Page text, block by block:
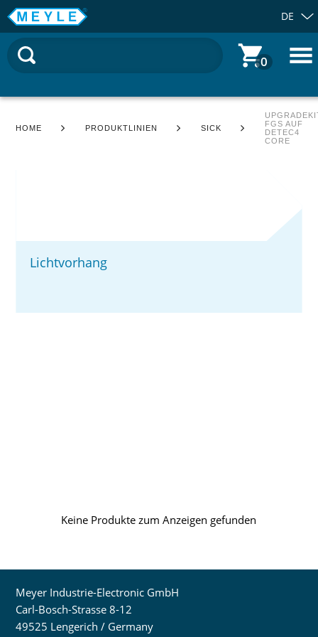
DE
0
HOME PRODUKTLINIEN SICK
FGS AUF
DETEC4
CORE
Lichtvorhang
Keine Produkte zum Anzeigen gefunden
Meyer Industrie-Electronic GmbH
Carl-Bosch-Strasse 8-12
49525 Lengerich / Germany